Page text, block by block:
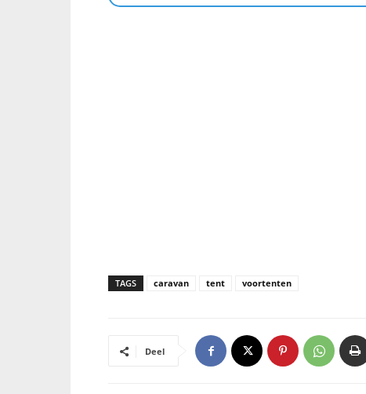
TAGS caravan tent voortenten
Deel